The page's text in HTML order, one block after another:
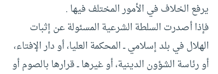
يرفع الخلاف في الأمور المختلف فيها .
فإذا أصدرت السلطة الشرعية المسئولة عن إثبات
الهلال في بلد إسلامي ــ المحكمة العليا، أو دار الإفتاء،
أو رئاسة الشؤون الدينية، أو غيرها ــ قرارها بالصوم أو